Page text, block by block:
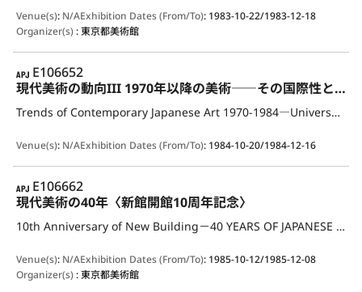
Venue(s): N/AExhibition Dates (From/To): 1983-10-22/1983-12-18
Organizer(s):東京都美術館
APJ
E106652
現代美術の動向III 1970年以降の美術――その国際性と独自性
Trends of Contemporary Japanese Art 1970-1984―Universality / individuality
Venue(s): N/AExhibition Dates (From/To): 1984-10-20/1984-12-16
APJ
E106662
現代美術の40年〈新館開館10周年記念〉
10th Anniversary of New Building－40 YEARS OF JAPANESE CONTEMPORARY ART
Venue(s): N/AExhibition Dates (From/To): 1985-10-12/1985-12-08
Organizer(s):東京都美術館